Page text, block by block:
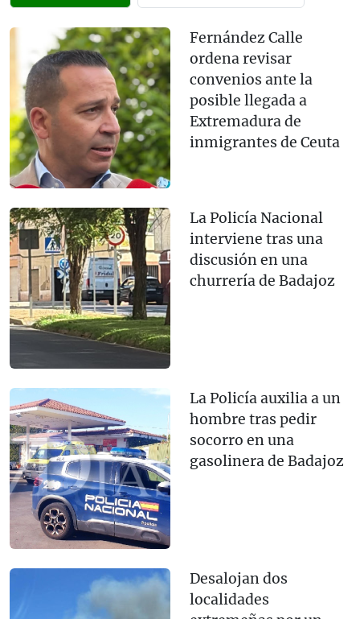
Fernández Calle
ordena revisar
convenios ante la
posible llegada a
Extremadura de
inmigrantes de Ceuta
La Policía Nacional
interviene tras una
discusión en una
churrería de Badajoz
La Policía auxilia a un
hombre tras pedir
socorro en una
gasolinera de Badajoz
Desalojan dos
localidades